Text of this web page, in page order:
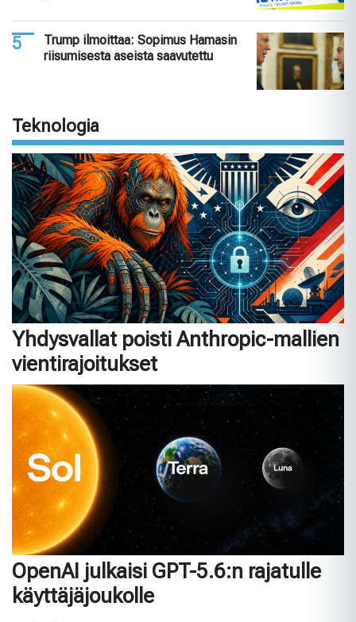
Trump ilmoittaa: Sopimus Hamasin
riisumisesta aseista saavutettu
Teknologia
Yhdysvallat poisti Anthropic-mallien
vientirajoitukset
OpenAI julkaisi GPT-5.6:n rajatulle
käyttäjäjoukolle